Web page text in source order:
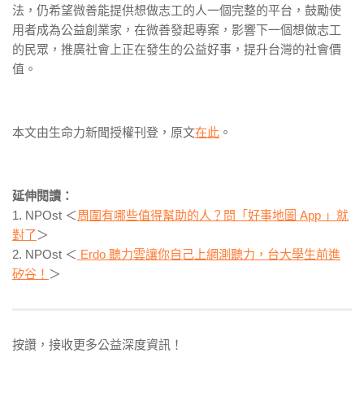
法，仍希望微善能提供想做志工的人一個完整的平台，鼓勵使
用者成為公益創業家，在微善發起專案，影響下一個想做志工
的民眾，推廣社會上正在發生的公益好事，提升台灣的社會價
值。
本文由生命力新聞授權刊登，原文在此 。
延伸閱讀：
1. NPOst ＜周圍有哪些值得幫助的人？問「好事地圖 App 」就
對了 ＞
2. NPOst ＜ Erdo 聽力雲讓你自己上網測聽力，台大學生前進
矽谷！ ＞
按讚，接收更多公益深度資訊！